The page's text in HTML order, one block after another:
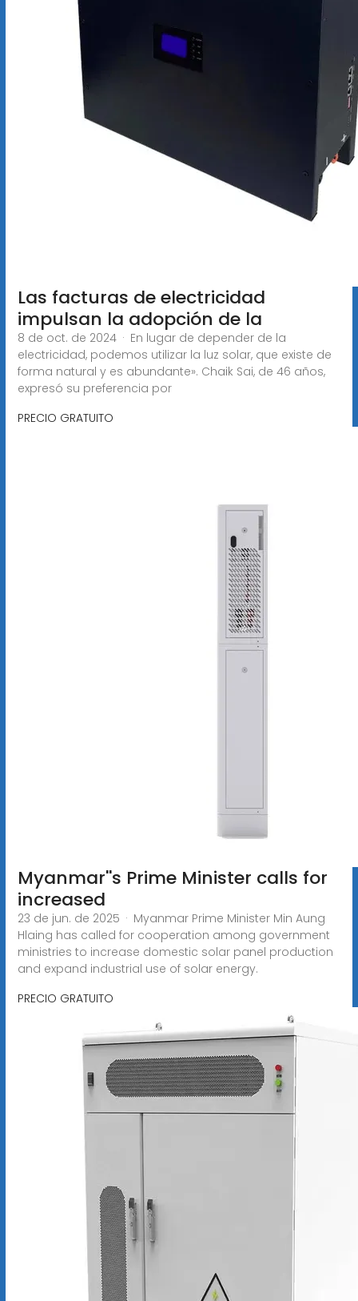
Las facturas de electricidad
impulsan la adopción de la
8 de oct. de 2024 · En lugar de depender de la
electricidad, podemos utilizar la luz solar, que existe de
forma natural y es abundante». Chaik Sai, de 46 años,
expresó su preferencia por
PRECIO GRATUITO
Myanmar''s Prime Minister calls for
increased
23 de jun. de 2025 · Myanmar Prime Minister Min Aung
Hlaing has called for cooperation among government
ministries to increase domestic solar panel production
and expand industrial use of solar energy.
PRECIO GRATUITO